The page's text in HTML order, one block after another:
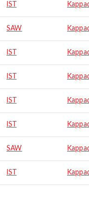
IST
SAW
IST
IST
IST
IST
SAW
IST